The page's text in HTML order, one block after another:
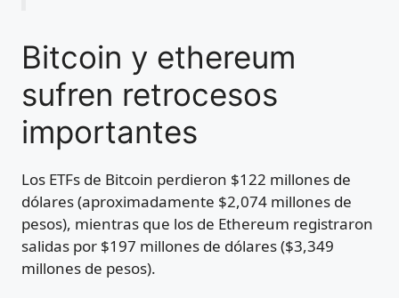
Bitcoin y ethereum
sufren retrocesos
importantes
Los ETFs de Bitcoin perdieron $122 millones de
dólares (aproximadamente $2,074 millones de
pesos), mientras que los de Ethereum registraron
salidas por $197 millones de dólares ($3,349
millones de pesos).